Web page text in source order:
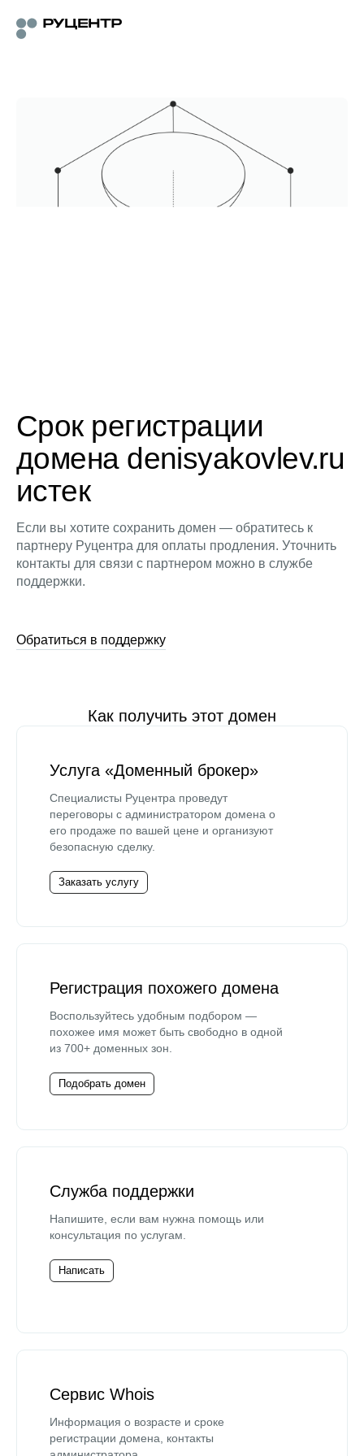
Срок регистрации
домена denisyakovlev.ru
истек
Если вы хотите сохранить домен — обратитесь к
партнеру Руцентра для оплаты продления. Уточнить
контакты для связи с партнером можно в службе
поддержки.
Обратиться в поддержку
Как получить этот домен
Услуга «Доменный брокер»
Специалисты Руцентра проведут
переговоры с администратором домена о
его продаже по вашей цене и организуют
безопасную сделку.
Заказать услугу
Регистрация похожего домена
Воспользуйтесь удобным подбором —
похожее имя может быть свободно в одной
из 700+ доменных зон.
Подобрать домен
Служба поддержки
Напишите, если вам нужна помощь или
консультация по услугам.
Написать
Сервис Whois
Информация о возрасте и сроке
регистрации домена, контакты